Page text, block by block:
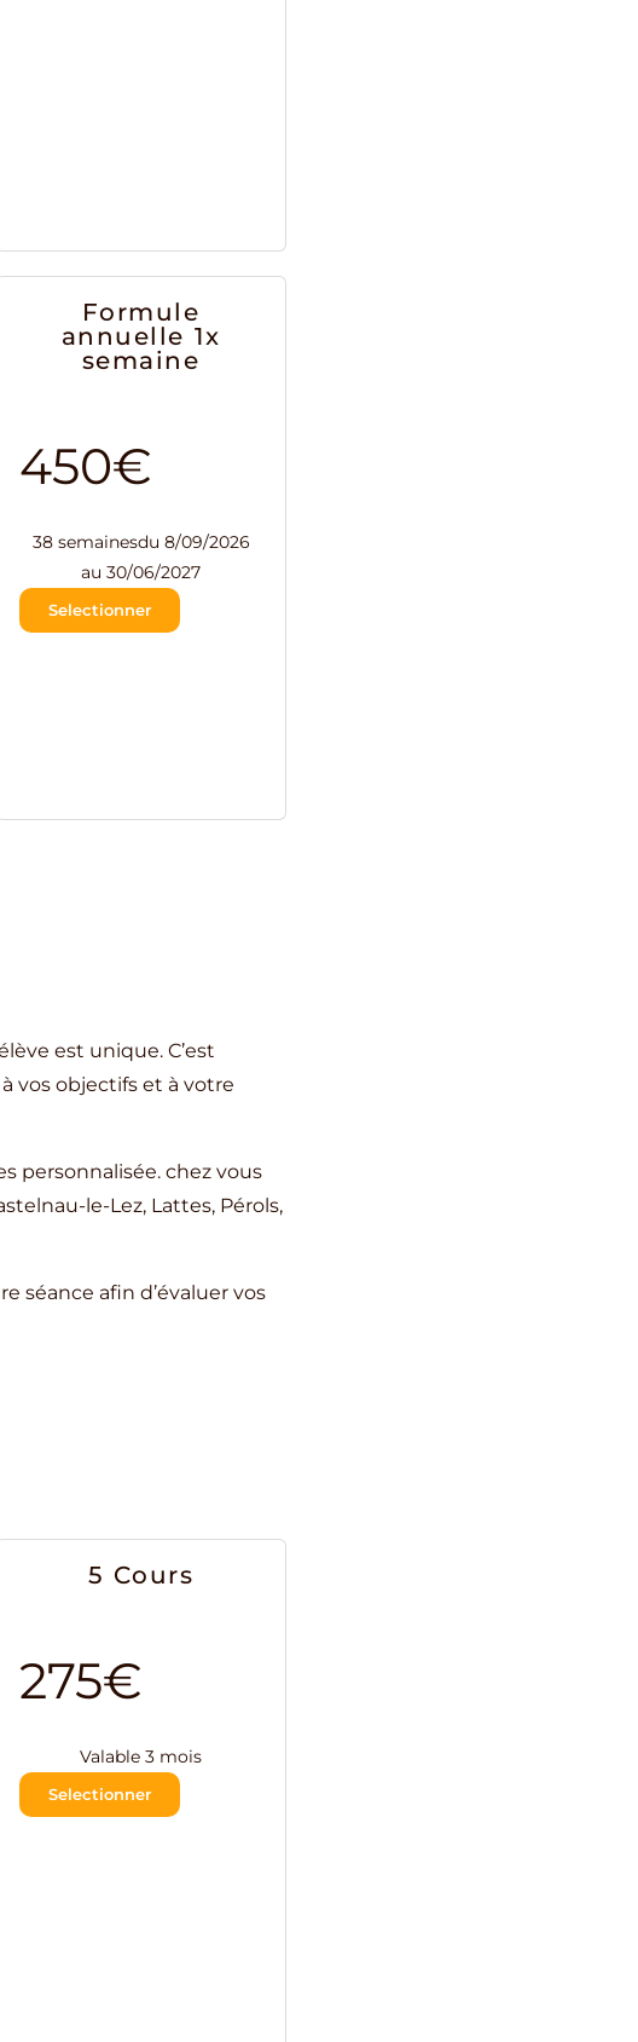
Formule
annuelle 1x
semaine
450€
38 semainesdu 8/09/2026
au 30/06/2027
Selectionner
est unique. C’est
vos objectifs et à votre
personnalisée. chez vous
le-Lez, Lattes, Pérols,
séance afin d’évaluer vos
5 Cours
275€
Valable 3 mois
Selectionner